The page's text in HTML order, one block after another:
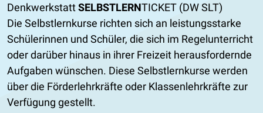
​DenkwerkstattSELBSTLERNTICKET (DW SLT)
Die Selbstlernkurse richten sich an leistungsstarke
Schülerinnen und Schüler, die sich im Regelunterricht
oder darüber hinaus in ihrer Freizeit herausfordernde
Aufgaben wünschen. Diese Selbstlernkurse werden
über die Förderlehrkräfte oder Klassenlehrkräfte zur
Verfügung gestellt.